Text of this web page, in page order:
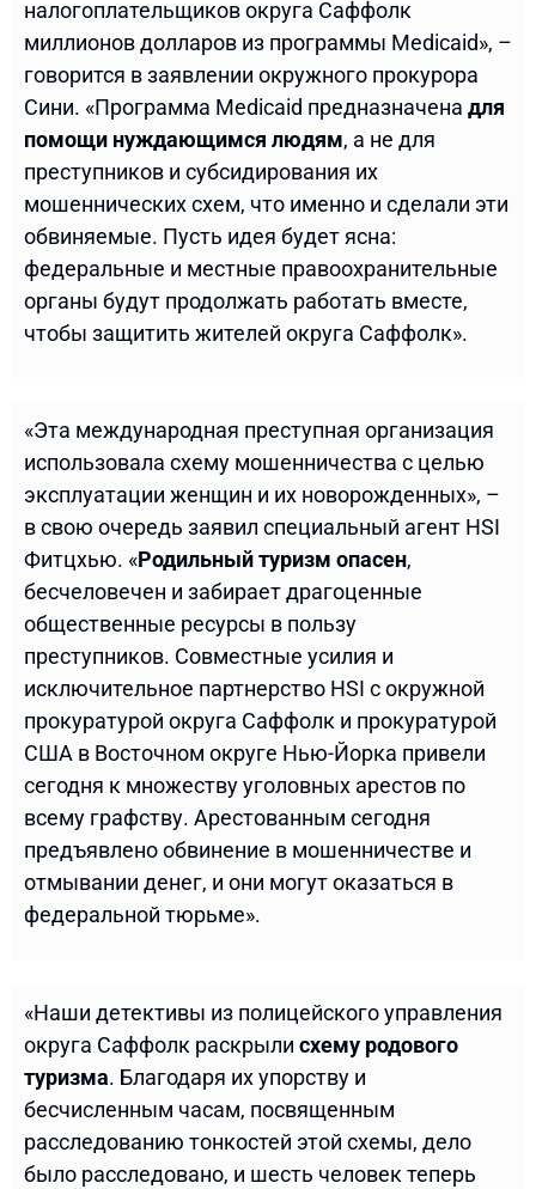
налогоплательщиков округа Саффолк
миллионов долларов из программы Medicaid», –
говорится в заявлении окружного прокурора
Сини. «Программа Medicaid предназначена для
помощи нуждающимся людям, а не для
преступников и субсидирования их
мошеннических схем, что именно и сделали эти
обвиняемые. Пусть идея будет ясна:
федеральные и местные правоохранительные
органы будут продолжать работать вместе,
чтобы защитить жителей округа Саффолк».
«Эта международная преступная организация
использовала схему мошенничества с целью
эксплуатации женщин и их новорожденных», –
в свою очередь заявил специальный агент HSI
Фитцхью. «Родильный туризм опасен,
бесчеловечен и забирает драгоценные
общественные ресурсы в пользу
преступников. Совместные усилия и
исключительное партнерство HSI с окружной
прокуратурой округа Саффолк и прокуратурой
США в Восточном округе Нью-Йорка привели
сегодня к множеству уголовных арестов по
всему графству. Арестованным сегодня
предъявлено обвинение в мошенничестве и
отмывании денег, и они могут оказаться в
федеральной тюрьме».
«Наши детективы из полицейского управления
округа Саффолк раскрыли схему родового
туризма. Благодаря их упорству и
бесчисленным часам, посвященным
расследованию тонкостей этой схемы, дело
было расследовано, и шесть человек теперь